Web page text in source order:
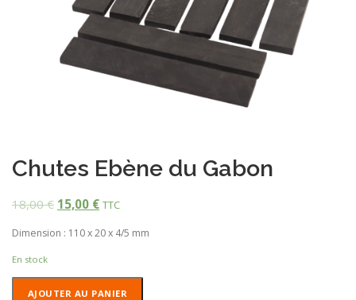
Chutes Ebène du Gabon
18,00€ 15,00 € TTC
Dimension : 110 x 20 x 4/5 mm
En stock
AJOUTER AU PANIER